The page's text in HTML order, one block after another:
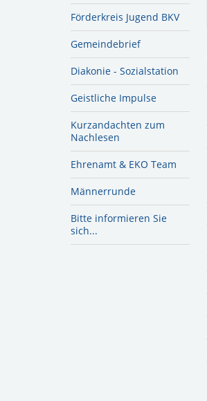
Förderkreis Jugend BKV
Gemeindebrief
Diakonie - Sozialstation
Geistliche Impulse
Kurzandachten zum
Nachlesen
Ehrenamt & EKO Team
Männerrunde
Bitte informieren Sie
sich...